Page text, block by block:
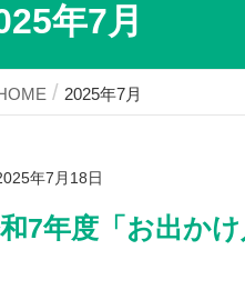
年7月
2025年7月
年7月18日
令和7年度「お出か